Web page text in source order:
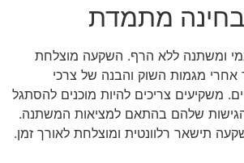
מתמדת
ומשתנה ללא הרף. השקעה מוצלחת
מגמות השוק והבנה של צרכי
משקיעים צריכים להיות מוכנים להסתגל
הגישות שלהם בהתאם למציאות המשתנה.
תישאר רלוונטית ומוצלחת לאורך זמן.